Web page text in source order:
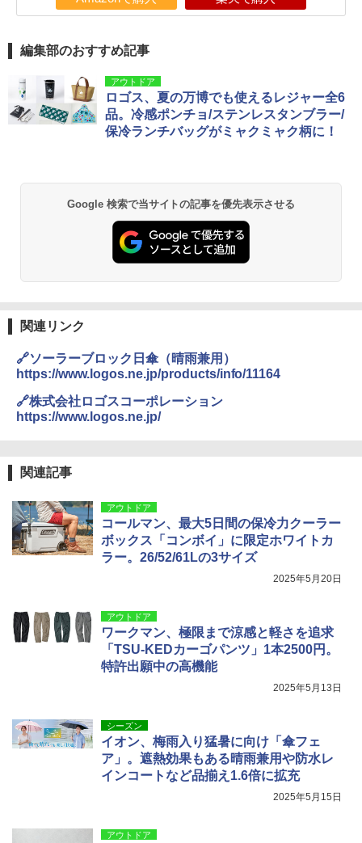
編集部のおすすめ記事
アウトドア
ロゴス、夏の万博でも使えるレジャー全6
品。冷感ポンチョ/ステンレスタンブラー/
保冷ランチバッグがミャクミャク柄に！
Google 検索で当サイトの記事を優先表示させる
関連リンク
🔗ソーラーブロック日傘（晴雨兼用）
https://www.logos.ne.jp/products/info/11164
🔗株式会社ロゴスコーポレーション
https://www.logos.ne.jp/
関連記事
アウトドア
コールマン、最大5日間の保冷力クーラー
ボックス「コンボイ」に限定ホワイトカ
ラー。26/52/61Lの3サイズ
2025年5月20日
アウトドア
ワークマン、極限まで涼感と軽さを追求
「TSU-KEDカーゴパンツ」1本2500円。
特許出願中の高機能
2025年5月13日
シーズン
イオン、梅雨入り猛暑に向け「傘フェ
ア」。遮熱効果もある晴雨兼用や防水レ
インコートなど品揃え1.6倍に拡充
2025年5月15日
アウトドア